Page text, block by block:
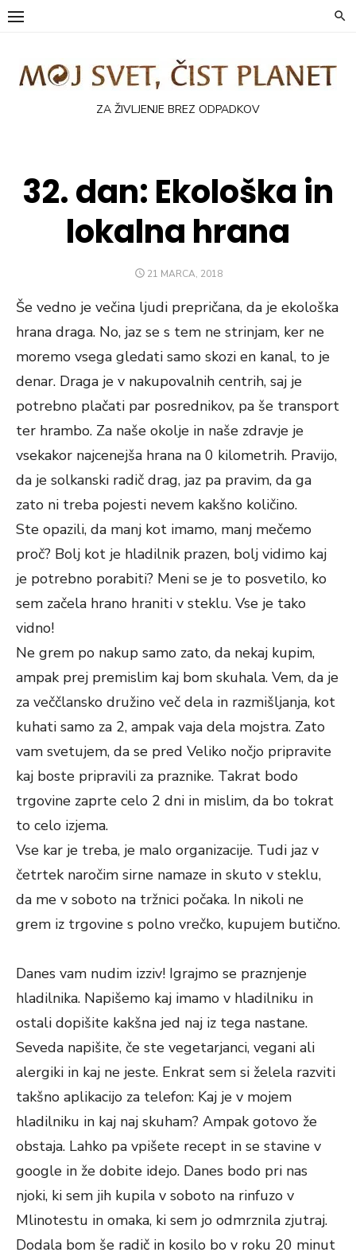
Skip
ZA ŽIVLJENJE BREZ ODPADKOV
32. dan: Ekološka in
lokalna hrana
POSTED
21 MARCA, 2018
Še vedno je večina ljudi prepričana, da je ekološka
hrana draga. No, jaz se s tem ne strinjam, ker ne
moremo vsega gledati samo skozi en kanal, to je
denar. Draga je v nakupovalnih centrih, saj je
potrebno plačati par posrednikov, pa še transport
ter hrambo. Za naše okolje in naše zdravje je
vsekakor najcenejša hrana na 0 kilometrih. Pravijo,
da je solkanski radič drag, jaz pa pravim, da ga
zato ni treba pojesti nevem kakšno količino.
Ste opazili, da manj kot imamo, manj mečemo
proč? Bolj kot je hladilnik prazen, bolj vidimo kaj
je potrebno porabiti? Meni se je to posvetilo, ko
sem začela hrano hraniti v steklu. Vse je tako
vidno!
Ne grem po nakup samo zato, da nekaj kupim,
ampak prej premislim kaj bom skuhala. Vem, da je
za veččlansko družino več dela in razmišljanja, kot
kuhati samo za 2, ampak vaja dela mojstra. Zato
vam svetujem, da se pred Veliko nočjo pripravite
kaj boste pripravili za praznike. Takrat bodo
trgovine zaprte celo 2 dni in mislim, da bo tokrat
to celo izjema.
Vse kar je treba, je malo organizacije. Tudi jaz v
četrtek naročim sirne namaze in skuto v steklu,
da me v soboto na tržnici počaka. In nikoli ne
grem iz trgovine s polno vrečko, kupujem butično.
Danes vam nudim izziv! Igrajmo se praznjenje
hladilnika. Napišemo kaj imamo v hladilniku in
ostali dopišite kakšna jed naj iz tega nastane.
Seveda napišite, če ste vegetarjanci, vegani ali
alergiki in kaj ne jeste. Enkrat sem si želela razviti
takšno aplikacijo za telefon: Kaj je v mojem
hladilniku in kaj naj skuham? Ampak gotovo že
obstaja. Lahko pa vpišete recept in se stavine v
google in že dobite idejo. Danes bodo pri nas
njoki, ki sem jih kupila v soboto na rinfuzo v
Mlinotestu in omaka, ki sem jo odmrznila zjutraj.
Dodala bom še radič in kosilo bo v roku 20 minut